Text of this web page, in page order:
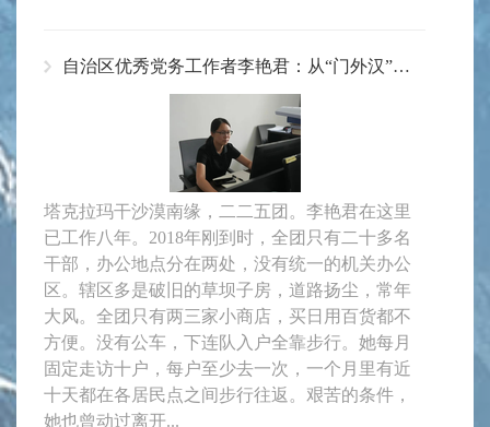
自治区优秀党务工作者李艳君：从“门外汉”到党务工作实干家
塔克拉玛干沙漠南缘，二二五团。李艳君在这里
已工作八年。2018年刚到时，全团只有二十多名
干部，办公地点分在两处，没有统一的机关办公
区。辖区多是破旧的草坝子房，道路扬尘，常年
大风。全团只有两三家小商店，买日用百货都不
方便。没有公车，下连队入户全靠步行。她每月
固定走访十户，每户至少去一次，一个月里有近
十天都在各居民点之间步行往返。艰苦的条件，
她也曾动过离开...